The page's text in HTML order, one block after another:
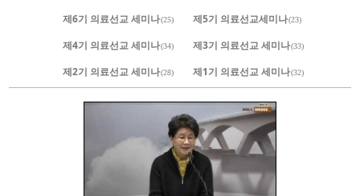
제6기 의료선교 세미나(25) 제5기 의료선교세미나(23)
제4기 의료선교 세미나(34) 제3기 의료선교 세미나(33)
제2기 의료선교 세미나(28) 제1기 의료선교 세미나(32)